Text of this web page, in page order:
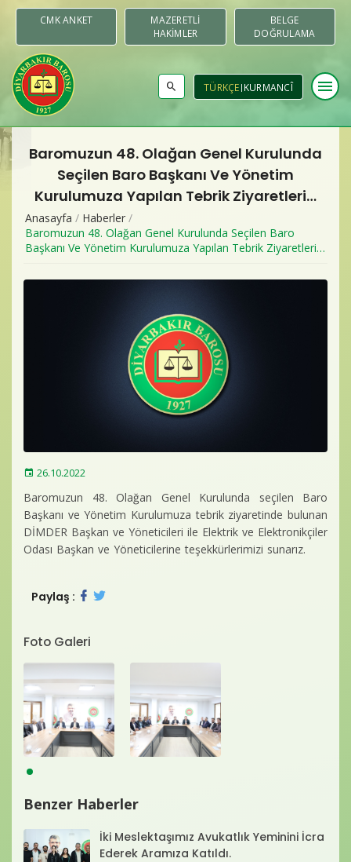
CMK ANKET
MAZERETLI
HAKIMLER
BELGE
DOĞRULAMA
TÜRKÇE KURMANCÎ menu
Baromuz
Merkezler & Komisyonlar
Raporlar
Duyurular
Baro Bültenleri
Baromuzun 48. Olağan Genel Kurulunda
Seçilen Baro Başkanı Ve Yönetim
Kurulumuza Yapılan Tebrik Ziyaretleri…
Anasayfa / Haberler /
Baromuzun 48. Olağan Genel Kurulunda Seçilen Baro
Başkanı Ve Yönetim Kurulumuza Yapılan Tebrik Ziyaretleri…
26.10.2022
Baromuzun 48. Olağan Genel Kurulunda seçilen Baro
Başkanı ve Yönetim Kurulumuza tebrik ziyaretinde bulunan
DİMDER Başkan ve Yöneticileri ile Elektrik ve Elektronikçiler
Odası Başkan ve Yöneticilerine teşekkürlerimizi sunarız.
Paylaş :
Foto Galeri
Benzer Haberler
İki Meslektaşımız Avukatlık Yeminini İcra
Ederek Aramıza Katıldı.